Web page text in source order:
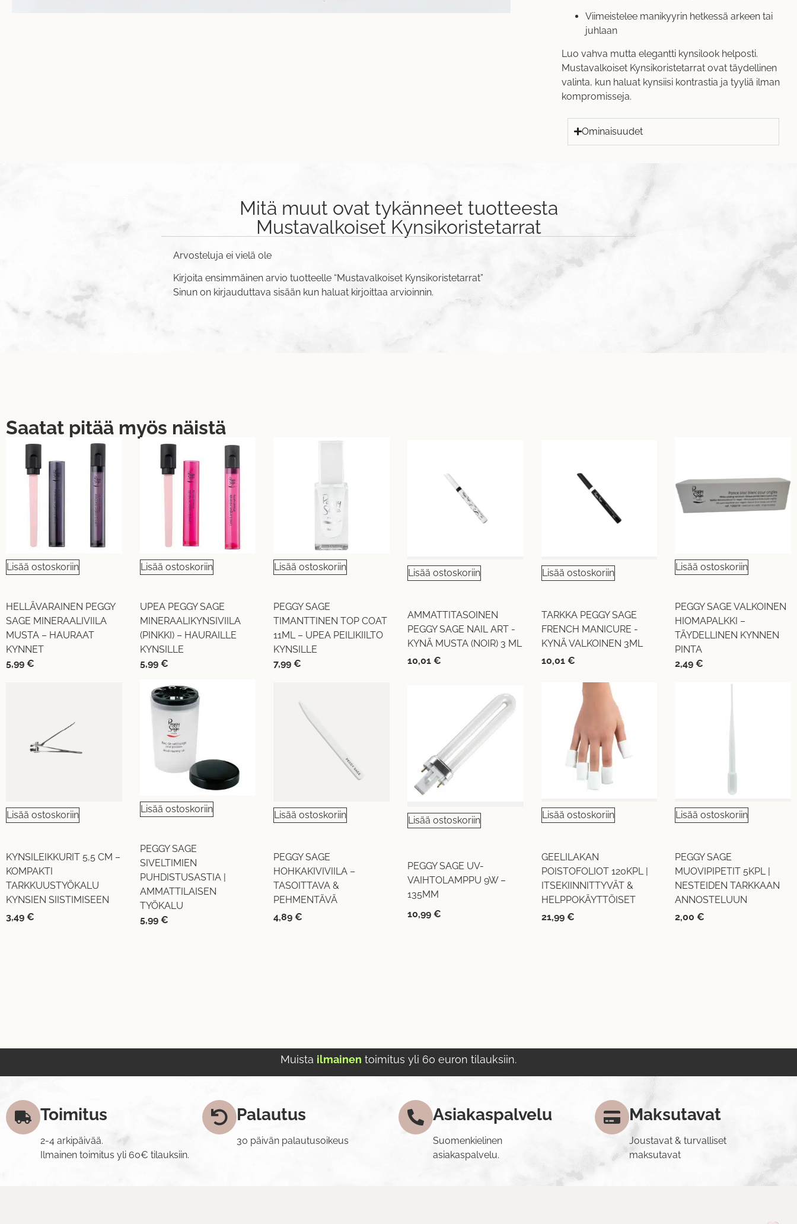
Viimeistelee manikyyrin hetkessä arkeen tai
juhlaan
Luo vahva mutta elegantti kynsilook helposti.
Mustavalkoiset Kynsikoristetarrat ovat täydellinen
valinta, kun haluat kynsiisi kontrastia ja tyyliä ilman
kompromisseja.
Ominaisuudet
Mitä muut ovat tykänneet tuotteesta
Mustavalkoiset Kynsikoristetarrat
Arvosteluja ei vielä ole
Kirjoita ensimmäinen arvio tuotteelle “Mustavalkoiset Kynsikoristetarrat”
Sinun on kirjauduttava sisään kun haluat kirjoittaa arvioinnin.
Saatat pitää myös näistä
Lisää ostoskoriin
HELLÄVARAINEN PEGGY
SAGE MINERAALIVIILA
MUSTA – HAURAAT
KYNNET
5,99 €
Lisää ostoskoriin
UPEA PEGGY SAGE
MINERAALIKYNSIVIILA
(PINKKI) – HAURAILLE
KYNSILLE
5,99 €
Lisää ostoskoriin
PEGGY SAGE
TIMANTTINEN TOP COAT
11ML – UPEA PEILIKIILTO
KYNSILLE
7,99€
Lisää ostoskoriin
AMMATTITASOINEN
PEGGY SAGE NAIL ART -
KYNÄ MUSTA (NOIR) 3 ML
10,01 €
Lisää ostoskoriin
TARKKA PEGGY SAGE
FRENCH MANICURE -
KYNÄ VALKOINEN 3ML
10,01 €
Lisää ostoskoriin
PEGGY SAGE VALKOINEN
HIOMAPALKKI –
TÄYDELLINEN KYNNEN
PINTA
2,49€
Lisää ostoskoriin
KYNSILEIKKURIT 5,5 CM –
KOMPAKTI
TARKKUUSTYÖKALU
KYNSIEN SIISTIMISEEN
3,49 €
Lisää ostoskoriin
PEGGY SAGE
SIVELTIMIEN
PUHDISTUSASTIA |
AMMATTILAISEN
TYÖKALU
5,99 €
Lisää ostoskoriin
PEGGY SAGE
HOHKAKIVIVIILA –
TASOITTAVA &
PEHMENTÄVÄ
4,89€
Lisää ostoskoriin
PEGGY SAGE UV-
VAIHTOLAMPPU 9W –
135MM
10,99 €
Lisää ostoskoriin
GEELILAKAN
POISTOFOLIOT 120KPL |
ITSEKIINNITTYVÄT &
HELPPOKÄYTTÖISET
21,99 €
Lisää ostoskoriin
PEGGY SAGE
MUOVIPIPETIT 5KPL |
NESTEIDEN TARKKAAN
ANNOSTELUUN
2,00€
Muista ilmainen toimitus yli 60 euron tilauksiin.
Toimitus
2-4 arkipäivää.
Ilmainen toimitus yli 60€ tilauksiin.
Palautus
30 päivän palautusoikeus
Asiakaspalvelu
Suomenkielinen
asiakaspalvelu.
Maksutavat
Joustavat & turvalliset
maksutavat